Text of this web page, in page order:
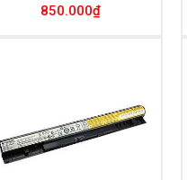
850.000₫